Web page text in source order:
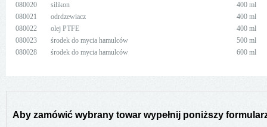
080020
silikon
400 ml
080021
odrdzewiacz
400 ml
080022
olej PTFE
400 ml
080023
środek do mycia hamulców
500 ml
080028
środek do mycia hamulców 600 ml
Aby zamówić wybrany towar wypełnij poniższy